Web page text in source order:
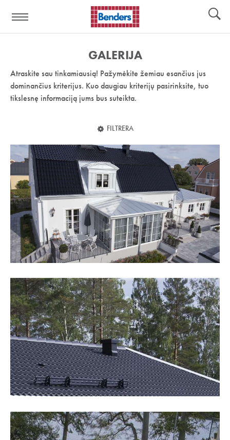
nuoroda:
GALERIJA
Atraskite sau tinkamiausią! Pažymėkite žemiau esančius jus
dominančius kriterijus. Kuo daugiau kriterijų pasirinksite, tuo
tikslesnę informaciją jums bus suteikta.
FILTRERA